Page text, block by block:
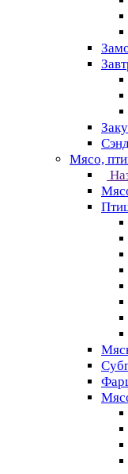
Мясо,